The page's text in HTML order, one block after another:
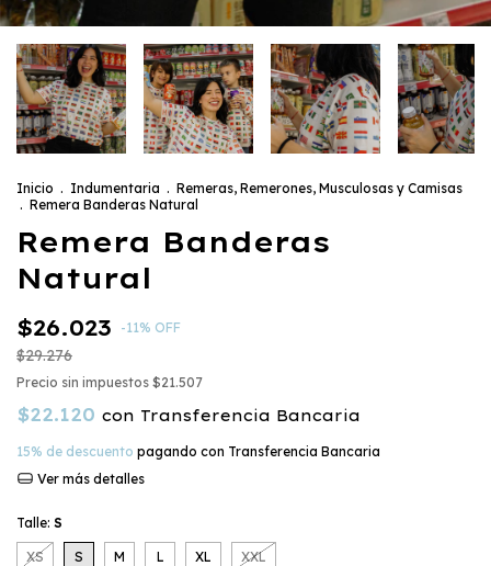
Inicio . Indumentaria . Remeras, Remerones, Musculosas y Camisas
. Remera Banderas Natural
Remera Banderas
Natural
$26.023 -11% OFF
$29.276
Precio sin impuestos $21.507
$22.120 con Transferencia Bancaria
15% de descuento pagando con Transferencia Bancaria
Ver más detalles
Talle: S
XS S M L XL XXL